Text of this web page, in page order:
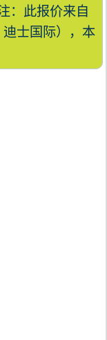
：此报价来自
士国际），本